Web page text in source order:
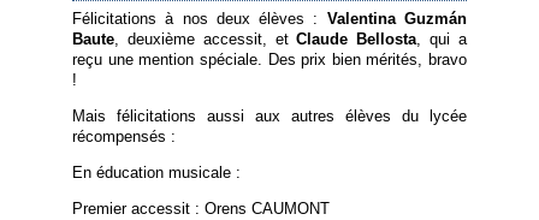
Félicitations à nos deux élèves : Valentina Guzmán
Baute, deuxième accessit, etClaude Bellosta, qui a
reçu une mention spéciale. Des prix bien mérités, bravo
!
Mais félicitations aussi aux autres élèves du lycée
récompensés :
En éducation musicale :
Premier accessit : Orens CAUMONT